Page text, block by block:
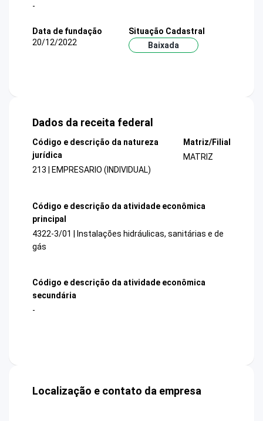
-
Data de fundação
20/12/2022
Situação Cadastral
Baixada
Dados da receita federal
Código e descrição da natureza
jurídica
213 | EMPRESARIO (INDIVIDUAL)
Matriz/Filial
MATRIZ
Código e descrição da atividade econômica
principal
4322-3/01 | Instalações hidráulicas, sanitárias e de
gás
Código e descrição da atividade econômica
secundária
-
Localização e contato da empresa